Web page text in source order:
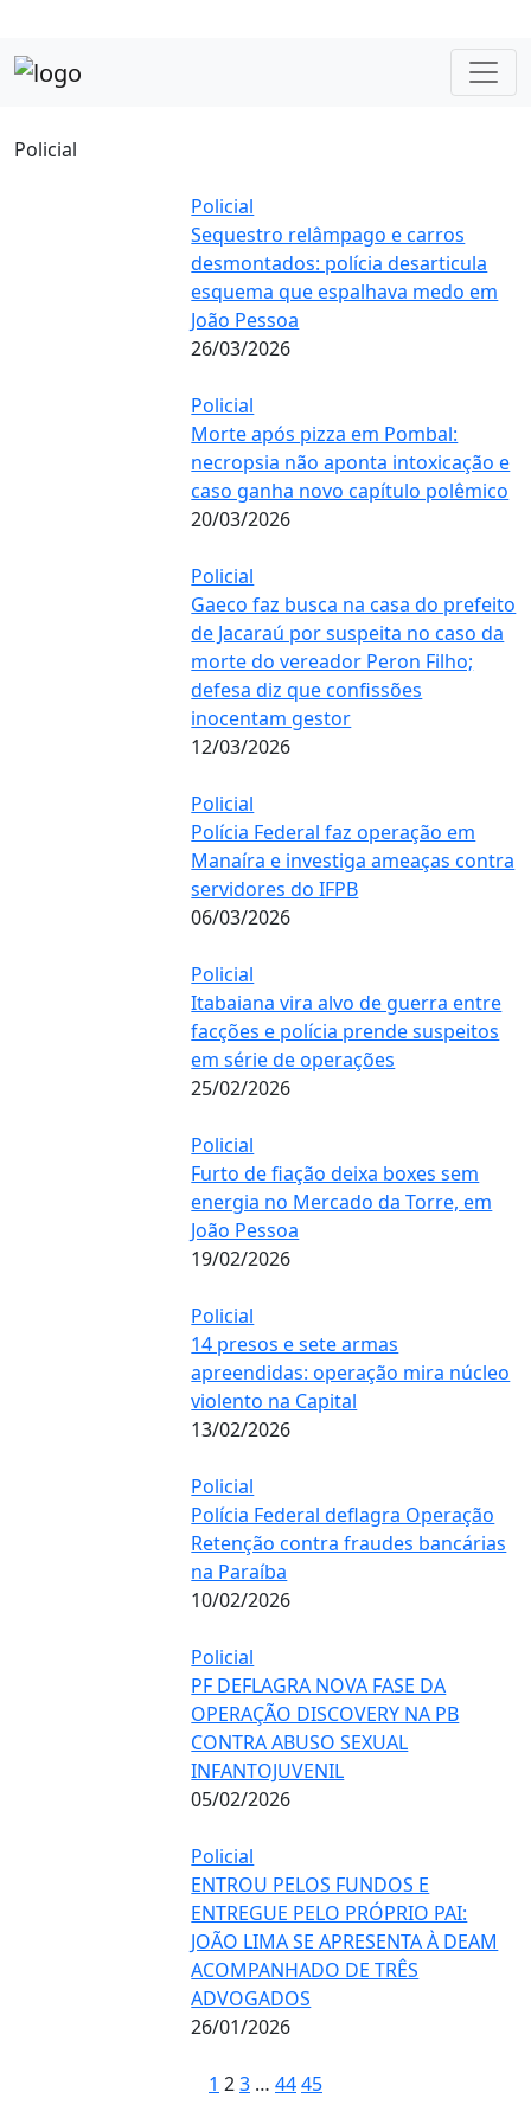
Policial
Policial
Sequestro relâmpago e carros
desmontados: polícia desarticula
esquema que espalhava medo em
João Pessoa
26/03/2026
Policial
Morte após pizza em Pombal:
necropsia não aponta intoxicação e
caso ganha novo capítulo polêmico
20/03/2026
Policial
Gaeco faz busca na casa do prefeito
de Jacaraú por suspeita no caso da
morte do vereador Peron Filho;
defesa diz que confissões
inocentam gestor
12/03/2026
Policial
Polícia Federal faz operação em
Manaíra e investiga ameaças contra
servidores do IFPB
06/03/2026
Policial
Itabaiana vira alvo de guerra entre
facções e polícia prende suspeitos
em série de operações
25/02/2026
Policial
Furto de fiação deixa boxes sem
energia no Mercado da Torre, em
João Pessoa
19/02/2026
Policial
14 presos e sete armas
apreendidas: operação mira núcleo
violento na Capital
13/02/2026
Policial
Polícia Federal deflagra Operação
Retenção contra fraudes bancárias
na Paraíba
10/02/2026
Policial
PF DEFLAGRA NOVA FASE DA
OPERAÇÃO DISCOVERY NA PB
CONTRA ABUSO SEXUAL
INFANTOJUVENIL
05/02/2026
Policial
ENTROU PELOS FUNDOS E
ENTREGUE PELO PRÓPRIO PAI:
JOÃO LIMA SE APRESENTA À DEAM
ACOMPANHADO DE TRÊS
ADVOGADOS
26/01/2026
1 23 … 4445